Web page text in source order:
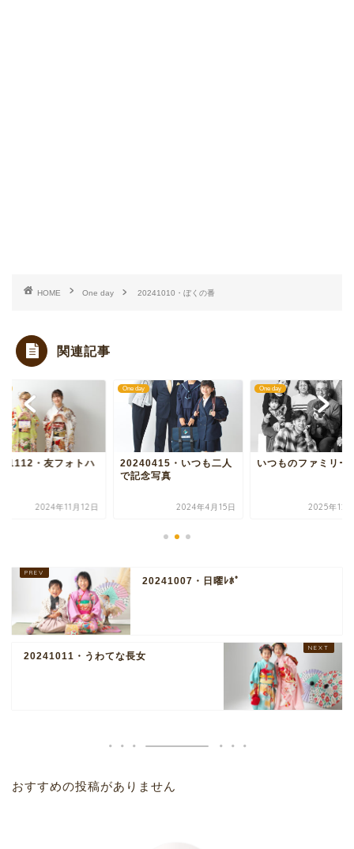
HOME One day 20241010・ぼくの番
関連記事
・友フォトハ
2024年11月12日
One day
20240415・いつも二人
で記念写真
2024年4月15日
One day
いつものファミリー
2025年12
20241007・日曜ﾚﾎﾟ
20241011・うわてな長女
おすすめの投稿がありません